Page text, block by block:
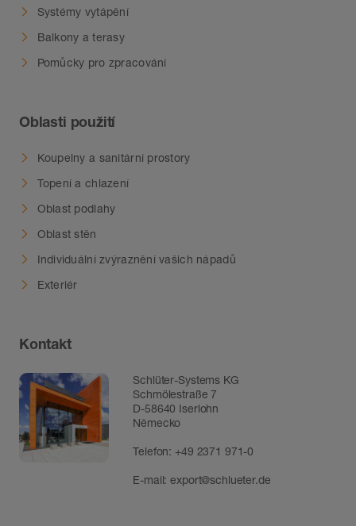
Systémy vytápění
Balkony a terasy
Pomůcky pro zpracování
Oblasti použití
Koupelny a sanitární prostory
Topení a chlazení
Oblast podlahy
Oblast stěn
Individuální zvýraznění vašich nápadů
Exteriér
Kontakt
Schlüter-Systems KG
Schmölestraße 7
D-58640 Iserlohn
Německo
Telefon:+49 2371 971-0
E-mail:export@schlueter.de